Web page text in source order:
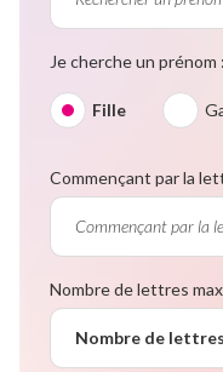
Je cherche un prénom :
Fille
Commençant par la
Nombre de lettres
Nombre de